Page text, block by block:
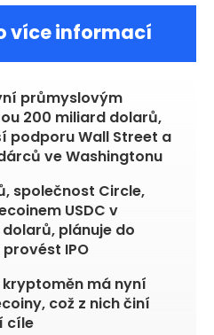
více informací
průmyslovým
200 miliard dolarů,
podporu Wall Street a
ve Washingtonu
společnost Circle,
USDC v
plánuje do
IPO
má nyní
což z nich činí
cíle